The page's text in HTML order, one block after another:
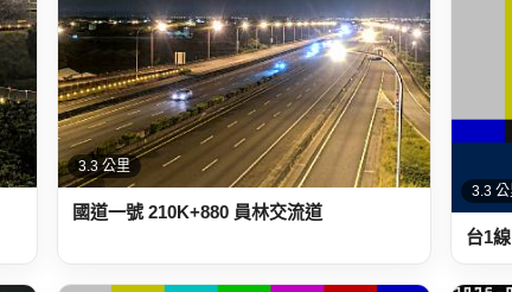
3.3 公里
國道一號 210K+880 員林交流道
3.3 公
台1